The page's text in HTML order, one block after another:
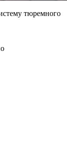
тюремного